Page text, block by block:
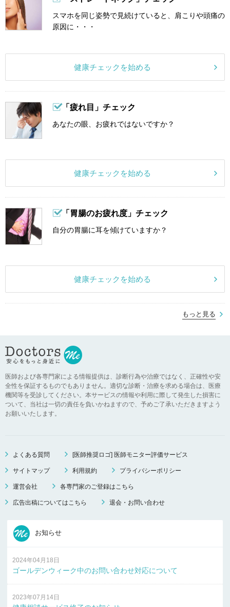
スマホを同じ姿勢で見続けていると、肩こりや頭痛の
原因に・・・
健康チェックを始める
「疲れ目」チェック
あなたの眼、お疲れではないですか？
健康チェックを始める
「胃腸のお疲れ度」チェック
自分の胃腸に耳を傾けていますか？
健康チェックを始める
もっと見る
医師および各専門家による情報提供は、診断行為や治療ではなく、正確性や安
全性を保証するものでもありません。適切な診断・治療を求める場合は、医療
機関等を受診してください。本サービスの情報や利用に際して発生した損害に
ついて、当社は一切の責任を負いかねますので、予めご了承いただきますよう
お願いいたします。
よくある質問 [医師推奨ロゴ] 医師モニター評価サービス
サイトマップ 利用規約 プライバシーポリシー
運営会社 各専門家のご登録はこちら
広告出稿についてはこちら 退会・お問い合わせ
お知らせ
2024年04月18日
ゴールデンウィーク中のお問い合わせ対応について
2023年07月14日